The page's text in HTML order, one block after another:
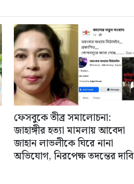
ফেসবুকে তীব্র সমালোচনা:
জাহাঙ্গীর হত্যা মামলায় আবেদা
জাহান লাভলীকে ঘিরে নানা
অভিযোগ, নিরপেক্ষ তদন্তের দাবি